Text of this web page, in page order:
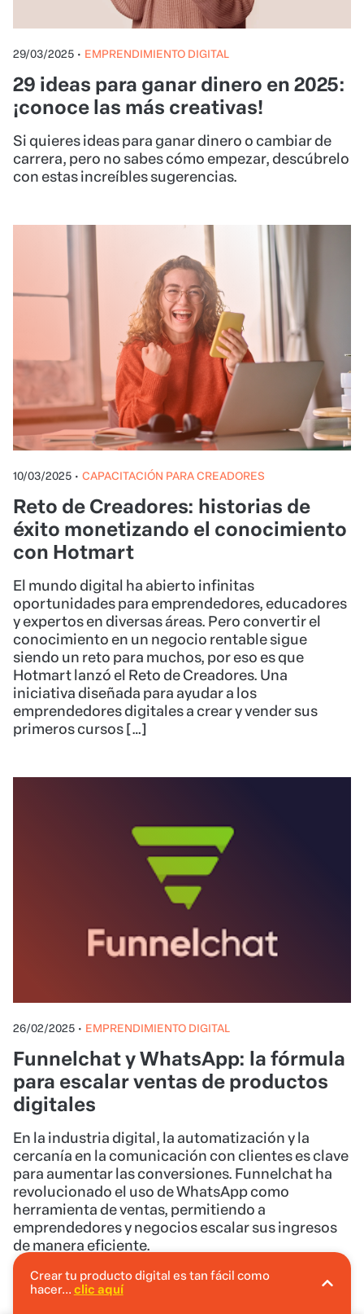
29/03/2025 • EMPRENDIMIENTO DIGITAL
29 ideas para ganar dinero en 2025:
¡conoce las más creativas!
Si quieres ideas para ganar dinero o cambiar de
carrera, pero no sabes cómo empezar, descúbrelo
con estas increíbles sugerencias.
10/03/2025 • CAPACITACIÓN PARA CREADORES
Reto de Creadores: historias de
éxito monetizando el conocimiento
con Hotmart
El mundo digital ha abierto infinitas
oportunidades para emprendedores, educadores
y expertos en diversas áreas. Pero convertir el
conocimiento en un negocio rentable sigue
siendo un reto para muchos, por eso es que
Hotmart lanzó el Reto de Creadores. Una
iniciativa diseñada para ayudar a los
emprendedores digitales a crear y vender sus
primeros cursos […]
26/02/2025 • EMPRENDIMIENTO DIGITAL
Funnelchat y WhatsApp: la fórmula
para escalar ventas de productos
digitales
En la industria digital, la automatización y la
cercanía en la comunicación con clientes es clave
para aumentar las conversiones. Funnelchat ha
revolucionado el uso de WhatsApp como
herramienta de ventas, permitiendo a
emprendedores y negocios escalar sus ingresos
de manera eficiente.
En Hotmart puedes crear tu producto digital
Crear tu producto digital es tan fácil como
hacer... clic aquí